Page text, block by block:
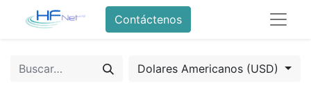
Contáctenos
Dolares Americanos (USD)